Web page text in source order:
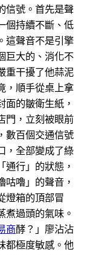
信號。首先是聲
個持續不斷、低
聲音不是引擎
巨大的、消化不
重干擾了他蒜泥
，順手從桌上拿
面的皺衛生紙，
門，立刻被眼前
數百個交通信號
，全部變成了綠
行」的狀態，
咕嚕」的聲音，
燈箱的頂部冒
過頭的氣味。
商酵？」廖沾沾
都極度敏感。他